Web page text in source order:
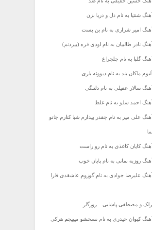
شنتیا به نام دل و دریا بزن
آهنگ امیر شراری به نام بن بست
نادر طالبیان به نام اودی قره (بیردنم)
گلپا به نام چلچراغ
ماکان بند به نام دیوونه بازی
سالار عقیلی به نام دلتنگی
آهنگ احمد سلو به نام غلط
علی میر به نام چقدر بیدارم شبا کنارم جاتو
آهنگ کایان کاغذی به نام رو راست
روزبه بمانی به نام پایان خوب
آهنگ علیرضا جوادی به نام گوزوم عاشقدی قارا
و مصطفی پاشایی – روزگار
آهنگ کیوان حیدری به نام نسخشو میپیچم هرکی